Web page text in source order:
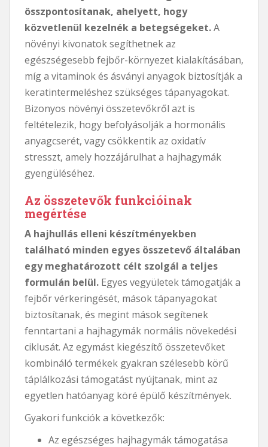
összpontosítanak, ahelyett, hogy
közvetlenül kezelnék a betegségeket.A
növényi kivonatok segíthetnek az
egészségesebb fejbőr-környezet kialakításában,
míg a vitaminok és ásványi anyagok biztosítják a
keratintermeléshez szükséges tápanyagokat.
Bizonyos növényi összetevőkről azt is
feltételezik, hogy befolyásolják a hormonális
anyagcserét, vagy csökkentik az oxidatív
stresszt, amely hozzájárulhat a hajhagymák
gyengüléséhez.
Az összetevők funkcióinak
megértése
A hajhullás elleni készítményekben
található minden egyes összetevő általában
egy meghatározott célt szolgál a teljes
formulán belül. Egyes vegyületek támogatják a
fejbőr vérkeringését, mások tápanyagokat
biztosítanak, és megint mások segítenek
fenntartani a hajhagymák normális növekedési
ciklusát. Az egymást kiegészítő összetevőket
kombináló termékek gyakran szélesebb körű
táplálkozási támogatást nyújtanak, mint az
egyetlen hatóanyag köré épülő készítmények.
Gyakori funkciók a következők:
Az egészséges hajhagymák támogatása